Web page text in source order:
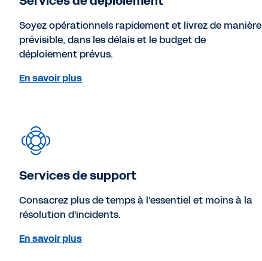
Soyez opérationnels rapidement et livrez de manière
prévisible, dans les délais et le budget de
déploiement prévus.
En savoir plus
Services de support
Consacrez plus de temps à l'essentiel et moins à la
résolution d'incidents.
En savoir plus